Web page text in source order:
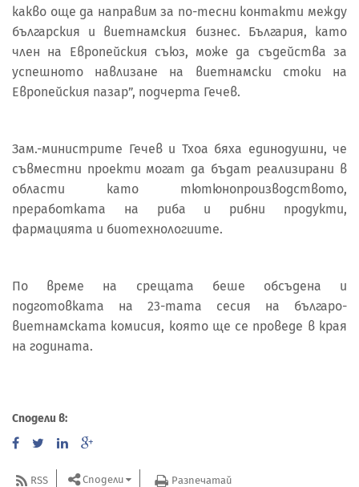
какво още да направим за по-тесни контакти между
българския и виетнамския бизнес. България, като
член на Европейския съюз, може да съдейства за
успешното навлизане на виетнамски стоки на
Европейския пазар”, подчерта Гечев.
Зам.-министрите Гечев и Тхоа бяха единодушни, че
съвместни проекти могат да бъдат реализирани в
области като тютюнопроизводството,
преработката на риба и рибни продукти,
фармацията и биотехнологиите.
По време на срещата беше обсъдена и
подготовката на 23-тата сесия на българо-
виетнамската комисия, която ще се проведе в края
на годината.
Сподели в:
RSS Сподели Разпечатай